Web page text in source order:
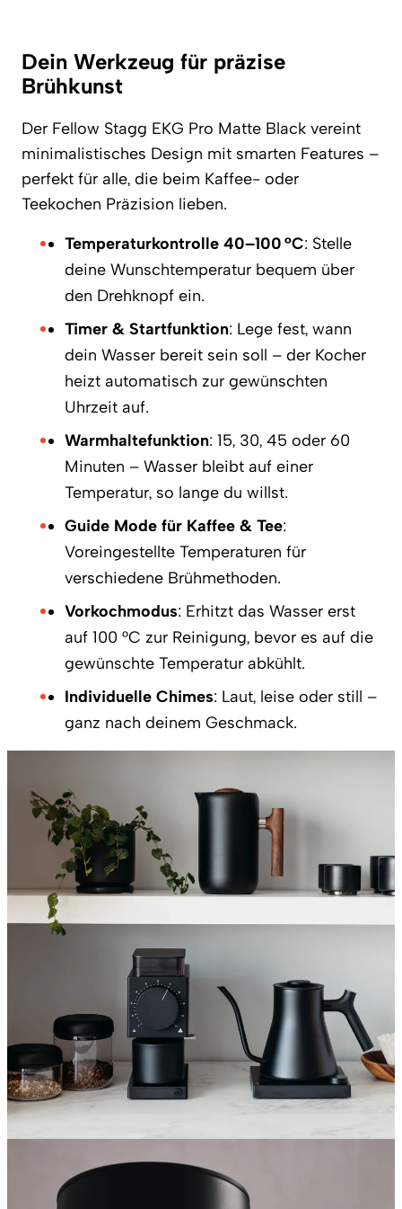
Dein Werkzeug für präzise
Brühkunst
Der Fellow Stagg EKG Pro Matte Black vereint
minimalistisches Design mit smarten Features –
perfekt für alle, die beim Kaffee- oder
Teekochen Präzision lieben.
Temperaturkontrolle 40–100 °C: Stelle
deine Wunschtemperatur bequem über
den Drehknopf ein.
Timer & Startfunktion: Lege fest, wann
dein Wasser bereit sein soll – der Kocher
heizt automatisch zur gewünschten
Uhrzeit auf.
Warmhaltefunktion: 15, 30, 45 oder 60
Minuten – Wasser bleibt auf einer
Temperatur, so lange du willst.
Guide Mode für Kaffee & Tee:
Voreingestellte Temperaturen für
verschiedene Brühmethoden.
Vorkochmodus: Erhitzt das Wasser erst
auf 100 °C zur Reinigung, bevor es auf die
gewünschte Temperatur abkühlt.
Individuelle Chimes: Laut, leise oder still –
ganz nach deinem Geschmack.